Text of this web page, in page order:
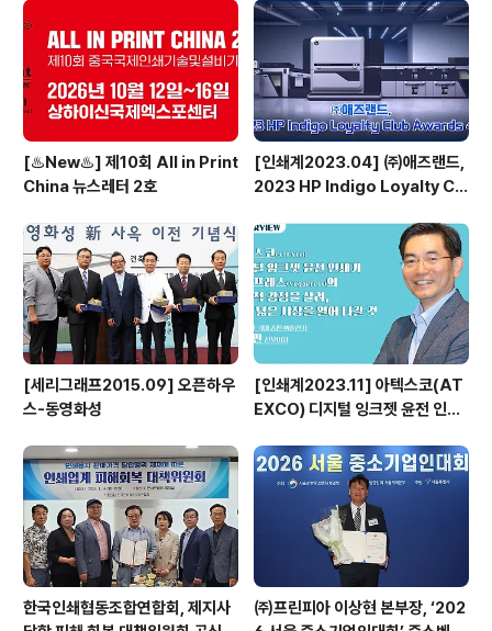
장비 도입으로 답하다 - ㈜애즈랜
드 최현수 대표이사
[♨️New♨️] 제10회 All in Print
China 뉴스레터 2호
[인쇄계2023.04] ㈜애즈랜드,
2023 HP Indigo Loyalty Clu
[세리그래프2015.09] 오픈하우
스-동영화성
[인쇄계2023.11] 아텍스코(AT
EXCO) 디지털 잉크젯 윤전 인쇄
기능적 강점을 살려, 보다 넓은 시
장을 열어 나갈 것 - 아텍스코(AT
EXCO) 국내 총판 ㈜풀린키 강성
민 전무이사
한국인쇄협동조합연합회, 제지사
㈜프린피아 이상현 본부장, ‘202